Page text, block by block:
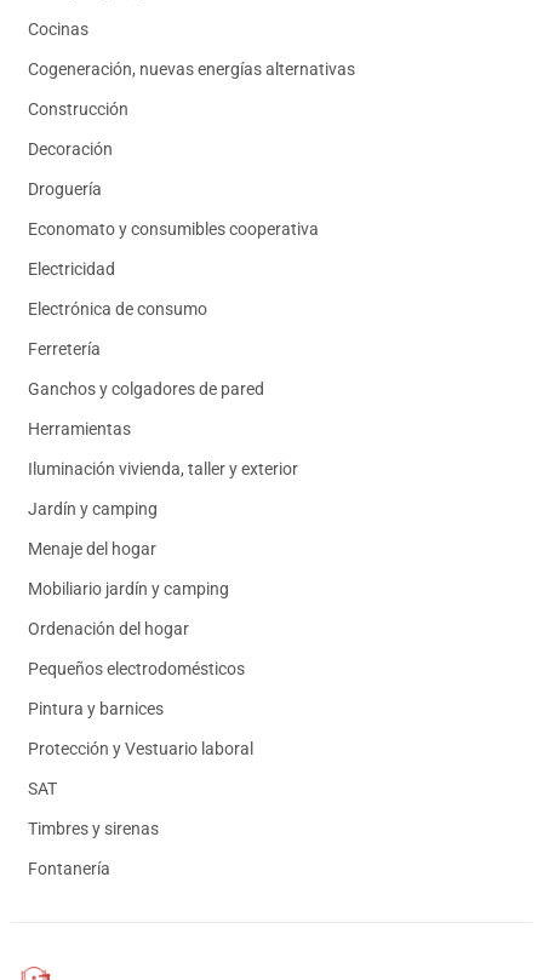
Cocinas
Cogeneración, nuevas energías alternativas
Construcción
Decoración
Droguería
Economato y consumibles cooperativa
Electricidad
Electrónica de consumo
Ferretería
Ganchos y colgadores de pared
Herramientas
Iluminación vivienda, taller y exterior
Jardín y camping
Menaje del hogar
Mobiliario jardín y camping
Ordenación del hogar
Pequeños electrodomésticos
Pintura y barnices
Protección y Vestuario laboral
SAT
Timbres y sirenas
Fontanería